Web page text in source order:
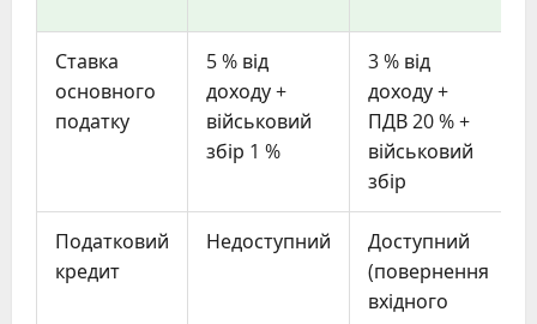
Ставка
основного
податку
5 % від
доходу +
військовий
збір 1 %
3 % від
доходу +
ПДВ 20 % +
військовий
збір
Податковий
кредит
Недоступний
Доступний
(повернення
вхідного